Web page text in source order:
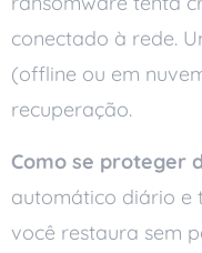
conectado à rede.
(offline ou em
recuperação.
Como se proteger
automático diário e
você restaura sem